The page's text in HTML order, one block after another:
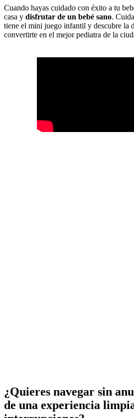
Cuando hayas cuidado con éxito a tu
casa y disfrutar de un bebé sano.
tiene el mini juego infantil y descubre la
convertirte en el mejor pediatra de la
¿Quieres navegar sin
de una experiencia